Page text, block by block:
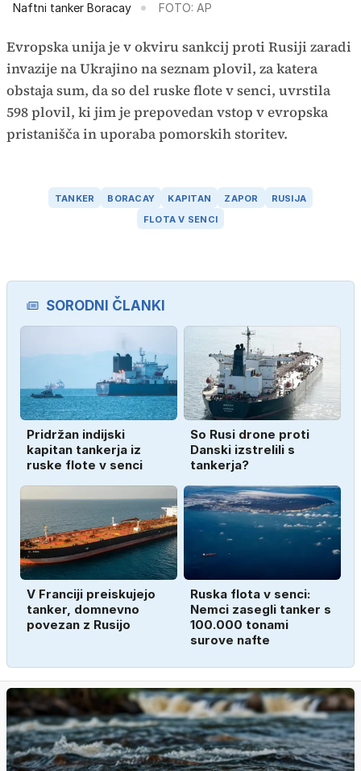
Naftni tanker Boracay FOTO: AP
Evropska unija je v okviru sankcij proti Rusiji zaradi
invazije na Ukrajino na seznam plovil, za katera
obstaja sum, da so del ruske flote v senci, uvrstila
598 plovil, ki jim je prepovedan vstop v evropska
pristanišča in uporaba pomorskih storitev.
TANKER BORACAY KAPITAN ZAPOR
RUSIJA
FLOTA V SENCI
SORODNI ČLANKI
Pridržan indijski
kapitan tankerja iz
ruske flote v senci
So Rusi drone proti
Danski izstrelili s
tankerja?
V Franciji preiskujejo
tanker, domnevno
povezan z Rusijo
Ruska flota v senci:
Nemci zasegli tanker s
100.000 tonami
surove nafte